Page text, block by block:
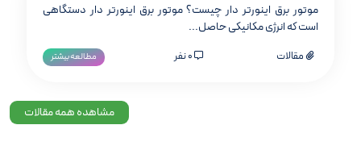
موتور برق اینورتر دار چیست؟ موتور برق اینورتر دار دستگاهی
است که انرژی مکانیکی حاصل...
مقالات مطالعه بیشتر
مشاهده همه مقالات